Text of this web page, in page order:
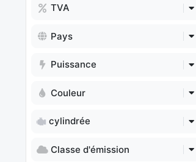
TVA
Pays
Puissance
Couleur
cylindrée
Classe d'émission